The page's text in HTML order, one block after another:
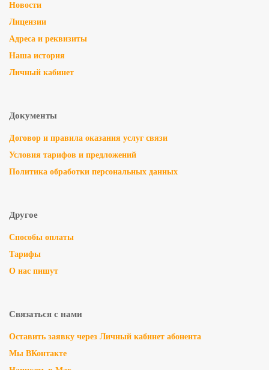
Новости
Лицензии
Адреса и реквизиты
Наша история
Личный кабинет
Документы
Договор и правила оказания услуг связи
Условия тарифов и предложений
Политика обработки персональных данных
Другое
Способы оплаты
Тарифы
О нас пишут
Связаться с нами
Оставить заявку через Личный кабинет абонента
Мы ВКонтакте